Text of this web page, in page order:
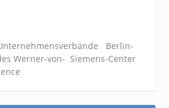
Berlin-
Werner-von- Siemens-Center